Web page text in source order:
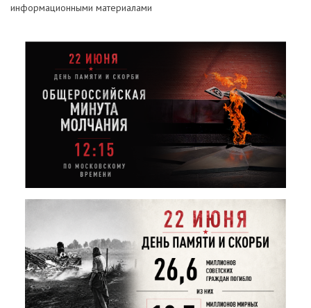
информационными материалами